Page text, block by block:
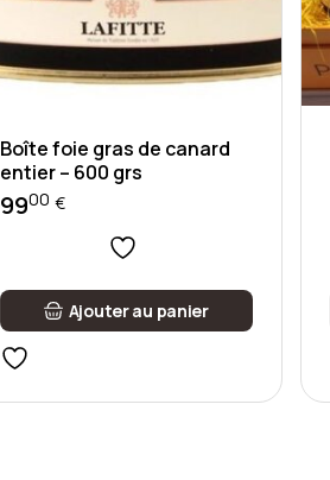
Boîte foie gras de canard
entier – 600 grs
9900 €
Ajouter au panier